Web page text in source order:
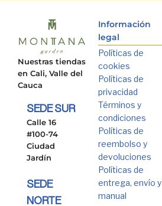
Nuestras tiendas
en Cali, Valle del
Cauca
SEDE SUR
Calle 16
#100-74
Ciudad
Jardín
SEDE
NORTE
Información
legal
Políticas de
cookies
Políticas de
privacidad
Términos y
condiciones
Políticas de
reembolso y
devoluciones
Políticas de
entrega, envío y
manual